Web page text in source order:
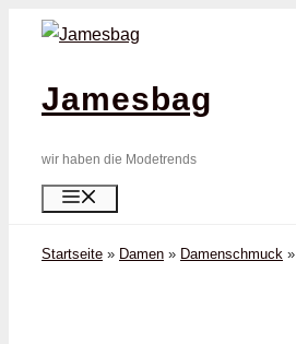
Zum
springenJamesbag
wir haben die Modetrends
Startseite » Damen » Damenschmuck »